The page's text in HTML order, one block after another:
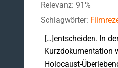
Relevanz: 91%
Schlagwörter:
[…]entscheiden. In der
Kurzdokumentation
Holocaust-